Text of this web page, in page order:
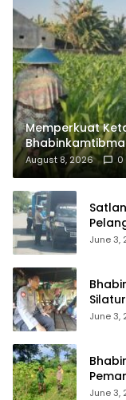
Memperkuat
Kuranji Dalang
August 8, 2026 0
June 3,
June 3,
June 3,